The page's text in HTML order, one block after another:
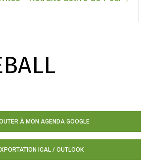
À MON AGENDA GOOGLE
ICAL / OUTLOOK